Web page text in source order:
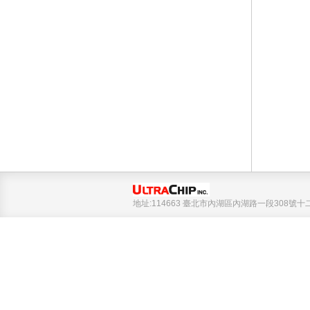
地址:114663 臺北市內湖區內湖路一段308號